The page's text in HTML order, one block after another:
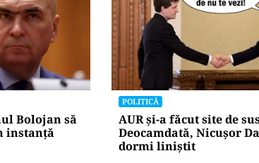
Bolojan să
instanță
POLITICĂ
AUR și-a făcut site de
Deocamdată, Nicușor
dormi liniștit